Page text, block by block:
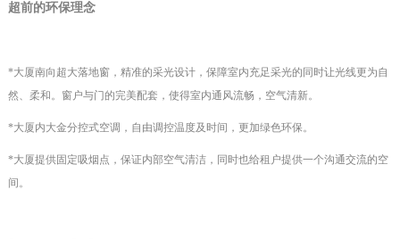
超前的环保理念
*大厦南向超大落地窗，精准的采光设计，保障室内充足采光的同时让光线更为自
然、柔和。窗户与门的完美配套，使得室内通风流畅，空气清新。
*大厦内大金分控式空调，自由调控温度及时间，更加绿色环保。
*大厦提供固定吸烟点，保证内部空气清洁，同时也给租户提供一个沟通交流的空
间。